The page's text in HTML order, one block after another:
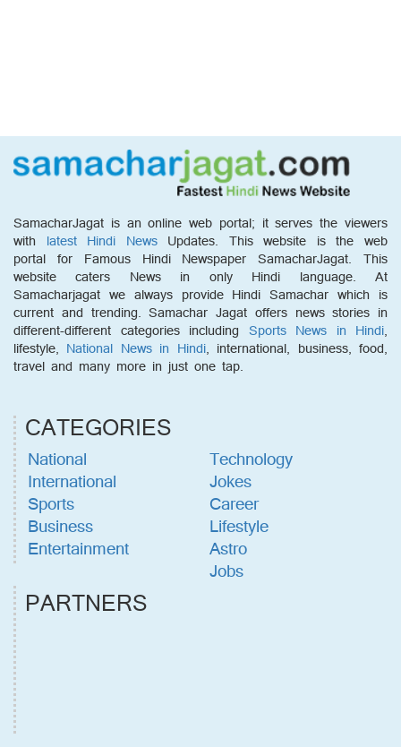
SamacharJagat is an online web portal; it serves the viewers
with latest Hindi NewsUpdates. This website is the web
portal for Famous Hindi Newspaper SamacharJagat. This
website caters News in only Hindi language. At
Samacharjagat we always provide Hindi Samachar which is
current and trending. Samachar Jagat offers news stories in
different-different categories including Sports News in Hindi,
lifestyle, National News in Hindi, international, business, food,
travel and many more in just one tap.
CATEGORIES
National
International
Sports
Business
Entertainment
Technology
Jokes
Career
Lifestyle
Astro
Jobs
PARTNERS